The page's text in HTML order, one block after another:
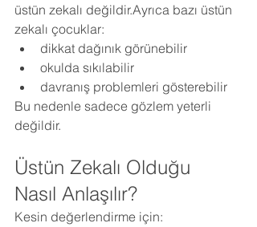
üstün zekalı değildir.Ayrıca bazı üstün
zekalı çocuklar:
dikkat dağınık görünebilir
okulda sıkılabilir
davranış problemleri gösterebilir
Bu nedenle sadece gözlem yeterli
değildir.
Üstün Zekalı Olduğu
Nasıl Anlaşılır?
Kesin değerlendirme için: